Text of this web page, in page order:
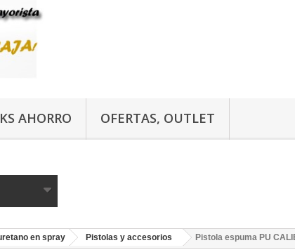
AHORRO OFERTAS, OUTLET
en spray Pistolas y accesorios Pistola espuma PU